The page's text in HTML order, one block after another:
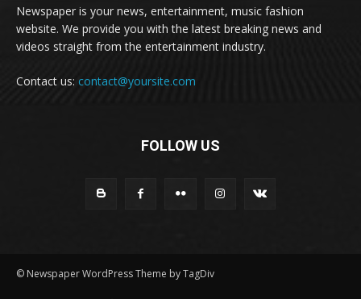
Newspaper is your news, entertainment, music fashion
website. We provide you with the latest breaking news and
videos straight from the entertainment industry.
Contact us: contact@yoursite.com
FOLLOW US
© Newspaper WordPress Theme by TagDiv